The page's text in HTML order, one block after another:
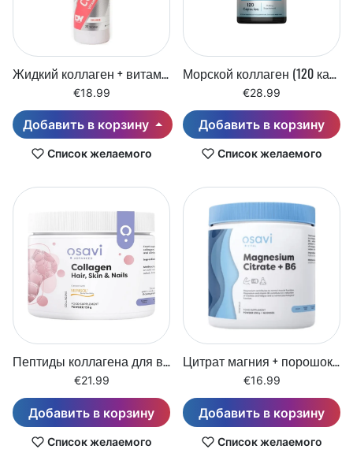
Жидкий коллаген + витамин С + гиалуроновая кислота (500 мл)
€18.99
Добавить в корзину
Список желаемого
Морской коллаген (120 капсул)
€28.99
Добавить в корзину
Список желаемого
Пептиды коллагена для волос, кожи и ногтей (150 г)
€21.99
Добавить в корзину
Список желаемого
Цитрат магния + порошок B6 (250 г)
€16.99
Добавить в корзину
Список желаемого